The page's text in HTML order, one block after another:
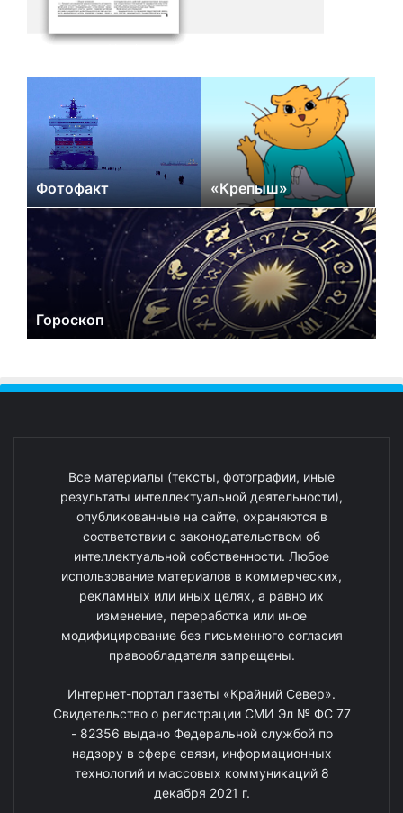
Фотофакт «Крепыш»
Гороскоп
Все материалы (тексты, фотографии, иные
результаты интеллектуальной деятельности),
опубликованные на сайте, охраняются в
соответствии с законодательством об
интеллектуальной собственности. Любое
использование материалов в коммерческих,
рекламных или иных целях, а равно их
изменение, переработка или иное
модифицирование без письменного согласия
правообладателя запрещены.
Интернет-портал газеты «Крайний Север».
Свидетельство о регистрации СМИ Эл № ФС 77
- 82356 выдано Федеральной службой по
надзору в сфере связи, информационных
технологий и массовых коммуникаций 8
декабря 2021 г.